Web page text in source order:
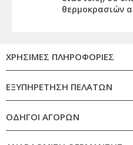
θερμοκρασιών
ΧΡΗΣΙΜΕΣ ΠΛΗΡΟΦΟΡΙΕΣ
ΕΞΥΠΗΡΕΤΗΣΗ ΠΕΛΑΤΩΝ
ΟΔΗΓΟΙ ΑΓΟΡΩΝ